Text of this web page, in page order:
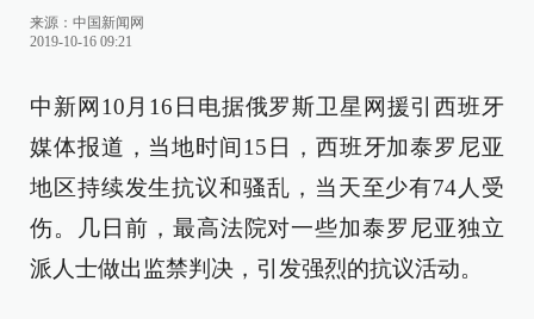
来源： 中国新闻网
2019-10-16 09:21
中新网10月16日电据俄罗斯卫星网援引西班牙
媒体报道，当地时间15日，西班牙加泰罗尼亚
地区持续发生抗议和骚乱，当天至少有74人受
伤。几日前，最高法院对一些加泰罗尼亚独立
派人士做出监禁判决，引发强烈的抗议活动。